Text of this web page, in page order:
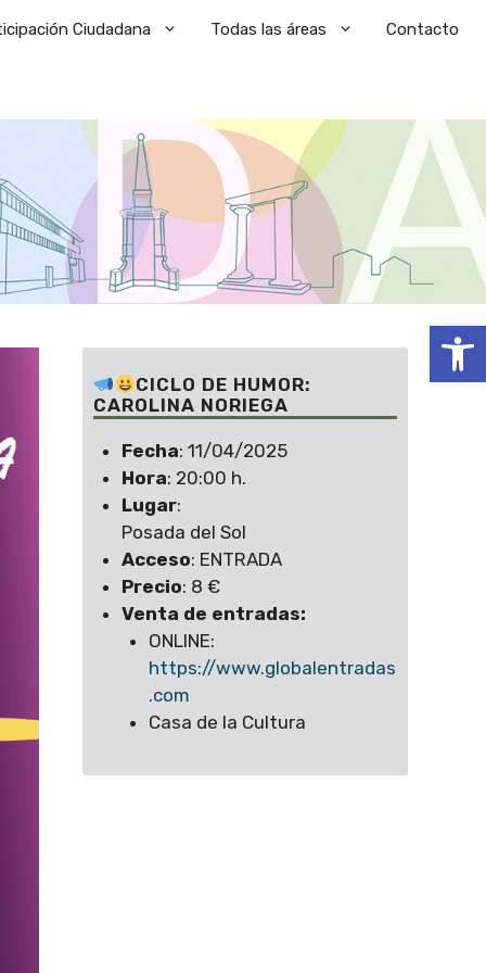
Abrir
Ciudadana Todas las áreas Contacto
CICLO DE HUMOR:
CAROLINA NORIEGA
Fecha: 11/04/2025
Hora: 20:00 h.
Lugar:
Posada del Sol
Acceso: ENTRADA
Precio: 8 €
Venta de entradas:
ONLINE:
https://www.globalentradas
.com
Casa de la Cultura